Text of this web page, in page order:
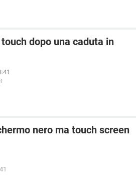
dopo una caduta in
nero ma touch screen